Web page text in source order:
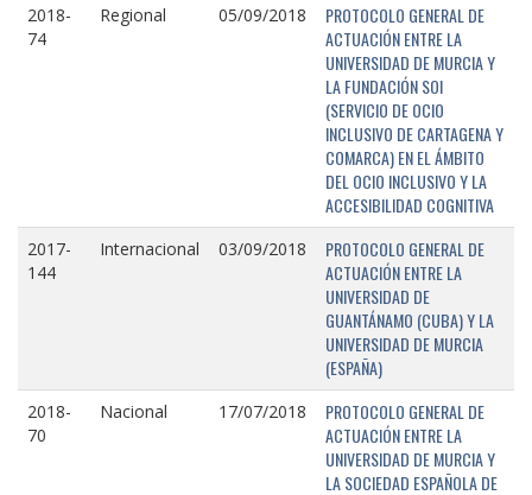
2018-
74
Regional 05/09/2018
PROTOCOLO GENERAL DE
ACTUACIÓN ENTRE LA
UNIVERSIDAD DE MURCIA Y
LA FUNDACIÓN SOI
(SERVICIO DE OCIO
INCLUSIVO DE CARTAGENA Y
COMARCA) EN EL ÁMBITO
DEL OCIO INCLUSIVO Y LA
ACCESIBILIDAD COGNITIVA
2017-
144
Internacional 03/09/2018
PROTOCOLO GENERAL DE
ACTUACIÓN ENTRE LA
UNIVERSIDAD DE
GUANTÁNAMO (CUBA) Y LA
UNIVERSIDAD DE MURCIA
(ESPAÑA)
2018-
70
Nacional 17/07/2018
PROTOCOLO GENERAL DE
ACTUACIÓN ENTRE LA
UNIVERSIDAD DE MURCIA Y
LA SOCIEDAD ESPAÑOLA DE